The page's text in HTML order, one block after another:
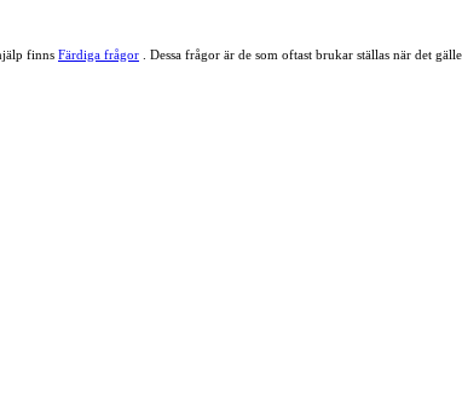
finns Färdiga frågor . Dessa frågor är de som oftast brukar ställas när det